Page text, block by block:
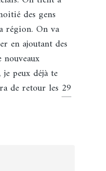
des gens
région. On va
en ajoutant des
nouveaux
peux déjà te
de retour les 29